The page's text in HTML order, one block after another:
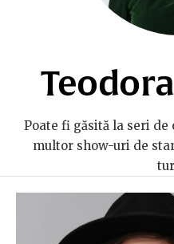
Poate fi găsită la seri
multor show-uri de